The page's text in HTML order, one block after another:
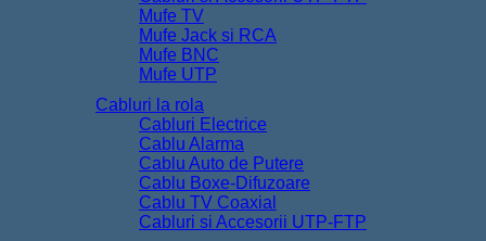
Mufe TV
Mufe Jack si RCA
Mufe BNC
Mufe UTP
Cabluri la rola
Cabluri Electrice
Cablu Alarma
Cablu Auto de Putere
Cablu Boxe-Difuzoare
Cablu TV Coaxial
Cabluri si Accesorii UTP-FTP